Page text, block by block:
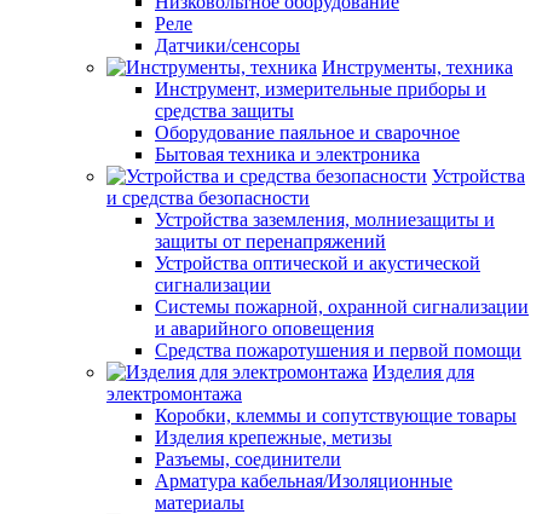
Реле
Датчики/сенсоры
Инструменты, техника
Инструмент, измерительные приборы и
средства защиты
Оборудование паяльное и сварочное
Бытовая техника и электроника
Устройства
и средства безопасности
Устройства заземления, молниезащиты и
защиты от перенапряжений
Устройства оптической и акустической
сигнализации
Системы пожарной, охранной сигнализации
и аварийного оповещения
Средства пожаротушения и первой помощи
Изделия для
электромонтажа
Коробки, клеммы и сопутствующие товары
Изделия крепежные, метизы
Разъемы, соединители
Арматура кабельная/Изоляционные
материалы